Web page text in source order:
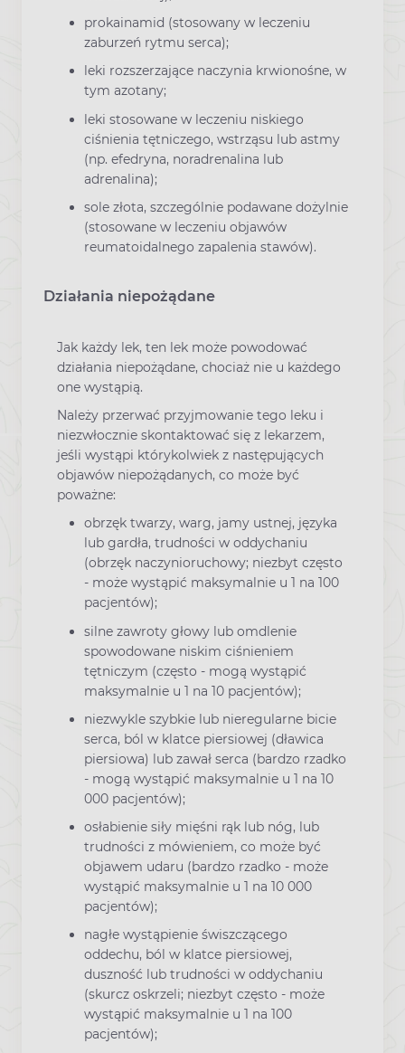
prokainamid (stosowany w leczeniu
zaburzeń rytmu serca);
leki rozszerzające naczynia krwionośne, w
tym azotany;
leki stosowane w leczeniu niskiego
ciśnienia tętniczego, wstrząsu lub astmy
(np. efedryna, noradrenalina lub
adrenalina);
sole złota, szczególnie podawane dożylnie
(stosowane w leczeniu objawów
reumatoidalnego zapalenia stawów).
Działania niepożądane
Jak każdy lek, ten lek może powodować
działania niepożądane, chociaż nie u każdego
one wystąpią.
Należy przerwać przyjmowanie tego leku i
niezwłocznie skontaktować się z lekarzem,
jeśli wystąpi którykolwiek z następujących
objawów niepożądanych, co może być
poważne:
obrzęk twarzy, warg, jamy ustnej, języka
lub gardła, trudności w oddychaniu
(obrzęk naczynioruchowy; niezbyt często
- może wystąpić maksymalnie u 1 na 100
pacjentów);
silne zawroty głowy lub omdlenie
spowodowane niskim ciśnieniem
tętniczym (często - mogą wystąpić
maksymalnie u 1 na 10 pacjentów);
niezwykle szybkie lub nieregularne bicie
serca, ból w klatce piersiowej (dławica
piersiowa) lub zawał serca (bardzo rzadko
- mogą wystąpić maksymalnie u 1 na 10
000 pacjentów);
osłabienie siły mięśni rąk lub nóg, lub
trudności z mówieniem, co może być
objawem udaru (bardzo rzadko - może
wystąpić maksymalnie u 1 na 10 000
pacjentów);
nagłe wystąpienie świszczącego
oddechu, ból w klatce piersiowej,
duszność lub trudności w oddychaniu
(skurcz oskrzeli; niezbyt często - może
wystąpić maksymalnie u 1 na 100
pacjentów);